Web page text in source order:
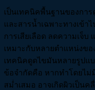
เป็นเทคนิคพื้นฐานของกา
และสารน้ำเฉพาะทางเข้
การเสียเลือด ลดความเจ็
เหมาะกับหลายตำแหน่งขอ
เทคนิคดูดไขมันหลายรูปแ
ข้อจำกัดคือ หากทำโดยไม่
สม่ำเสมอ อาจเกิดผิวเป็น